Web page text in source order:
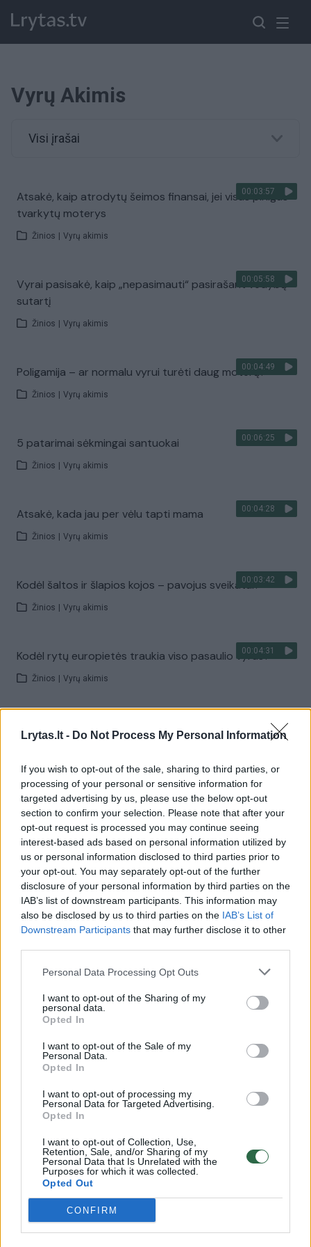
Lrytas.lt - Do Not Process My Personal Information
If you wish to opt-out of the sale, sharing to third parties, or
processing of your personal or sensitive information for
targeted advertising by us, please use the below opt-out
section to confirm your selection. Please note that after your
opt-out request is processed you may continue seeing
interest-based ads based on personal information utilized by
us or personal information disclosed to third parties prior to
your opt-out. You may separately opt-out of the further
disclosure of your personal information by third parties on the
IAB’s list of downstream participants. This information may
also be disclosed by us to third parties on the IAB’s List of
Downstream Participants that may further disclose it to other
Personal Data Processing Opt Outs
I want to opt-out of the Sharing of my
personal data.
Opted In
I want to opt-out of the Sale of my
Personal Data.
Opted In
I want to opt-out of processing my
Personal Data for Targeted Advertising.
Opted In
I want to opt-out of Collection, Use,
Retention, Sale, and/or Sharing of my
Personal Data that Is Unrelated with the
Purposes for which it was collected.
Opted Out
CONFIRM
Vyrų Akimis
Visi įrašai
00:03:57
Atsakė, kaip atrodytų šeimos finansai, jei visus pinigus
tvarkytų moterys
Žinios Vyrų akimis
00:05:58
Vyrai pasisakė, kaip „nepasimauti“ pasirašant vedybų
sutartį
Žinios Vyrų akimis
00:04:49
Poligamija – ar normalu vyrui turėti daug moterų?
Žinios Vyrų akimis
00:06:25
5 patarimai sėkmingai santuokai
Žinios Vyrų akimis
00:04:28
Atsakė, kada jau per vėlu tapti mama
Žinios Vyrų akimis
00:03:42
Kodėl šaltos ir šlapios kojos – pavojus sveikatai?
Žinios Vyrų akimis
00:04:31
Kodėl rytų europietės traukia viso pasaulio vyrus?
Žinios Vyrų akimis
00:05:06
Kas darosi su moters vidaus organais per nėštumą ir
po jo?
Žinios | Vyrų akimis
00:05:24
Ką vyrai žino apie gimdos kaklelio vėžį?
Žinios | Vyrų akimis
00:04:28
Kokią moters kūno vietą vyrai dažniausiai pastebi iš
toli?
Žinios Vyrų akimis
00:04:39
Kaip jaučiasi gimdyme dalyvaujantis vyras?
Žinios | Vyrų akimis
Kaip rūkymas ir alkoholio vartojimas nėštumo metu gali
atsiliepti kūdikiui?
Žinios | Vyrų akimis
00:04:49
Ar dar reikia saugotis nuo ŽIV?
Žinios | Vyrų akimis